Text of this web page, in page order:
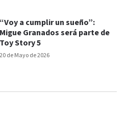
20 de Mayo de 2026
“Voy a cumplir un sueño”:
Migue Granados será parte de
Toy Story 5